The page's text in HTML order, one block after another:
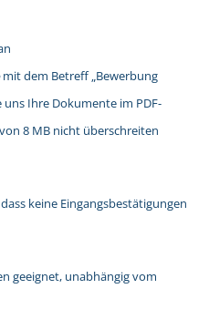
mit dem Betreff „Bewerbung
uns Ihre Dokumente im PDF-
8 MB nicht überschreiten
keine Eingangsbestätigungen
geeignet, unabhängig vom